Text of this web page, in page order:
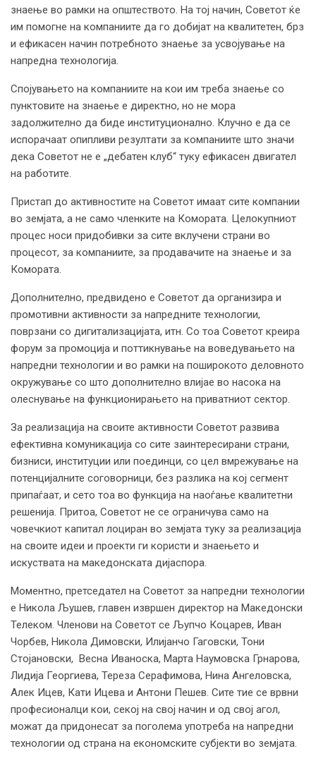
знаење во рамки на општеството. На тој начин, Советот ќе
им помогне на компаниите да го добијат на квалитетен, брз
и ефикасен начин потребното знаење за усвојување на
напредна технологија.
Спојувањето на компаниите на кои им треба знаење со
пунктовите на знаење е директно, но не мора
задолжително да биде институционално. Клучно е да се
испорачаат опипливи резултати за компаниите што значи
дека Советот не е „дебатен клуб“ туку ефикасен двигател
на работите.
Пристап до активностите на Советот имаат сите компании
во земјата, а не само членките на Комората. Целокупниот
процес носи придобивки за сите вклучени страни во
процесот, за компаниите, за продавачите на знаење и за
Комората.
Дополнително, предвидено е Советот да организира и
промотивни активности за напредните технологии,
поврзани со дигитализацијата, итн. Со тоа Советот креира
форум за промоција и поттикнување на воведувањето на
напредни технологии и во рамки на поширокото деловното
окружување со што дополнително влијае во насока на
олеснување на функционирањето на приватниот сектор.
За реализација на своите активности Советот развива
ефективна комуникација со сите заинтересирани страни,
бизниси, институции или поединци, со цел вмрежување на
потенцијалните соговорници, без разлика на кој сегмент
припаѓаат, и сето тоа во функција на наоѓање квалитетни
решенија. Притоа, Советот не се ограничува само на
човечкиот капитал лоциран во земјата туку за реализација
на своите идеи и проекти ги користи и знаењето и
искуствата на македонската дијаспора.
Моментно, претседател на Советот за напредни технологии
е Никола Љушев, главен извршен директор на Македонски
Телеком. Членови на Советот се Љупчо Коцарев, Иван
Чорбев, Никола Димовски, Илијанчо Гаговски, Тони
Стојановски, Весна Иваноска, Марта Наумовска Грнарова,
Лидија Георгиева, Тереза Серафимова, Нина Ангеловска,
Алек Ицев, Кати Ицева и Антони Пешев. Сите тие се врвни
професионалци кои, секој на свој начин и од свој агол,
можат да придонесат за поголема употреба на напредни
технологии од страна на економските субјекти во земјата.